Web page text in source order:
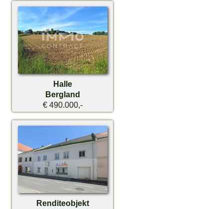
Halle
Bergland
€ 490.000,-
Renditeobjekt